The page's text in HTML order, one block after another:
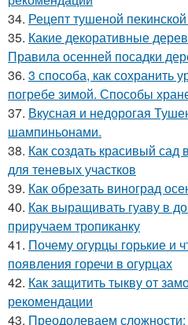
34. Рецепт тушеной
35. Какие декоративные
Правила осенней посадки
36. 3 способа, как сохранить
погребе зимой. Способы
37. Вкусная и недорогая
шампиньонами.
38. Как создать красивый сад
для теневых участков
39. Как обрезать виноград
40. Как выращивать гуаву в
приручаем тропиканку
41. Почему огурцы горькие и
появления горечи в огурцах
42. Как защитить тыкву от
рекомендации
43. Преодолеваем сложности: